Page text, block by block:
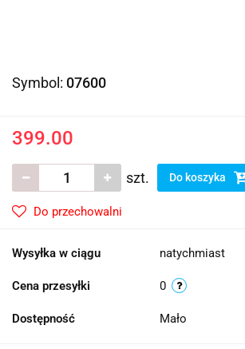
Symbol: 07600
399.00
szt. Do koszyka
Do przechowalni
Wysyłka w ciągu natychmiast
Cena przesyłki 0
Dostępność Mało